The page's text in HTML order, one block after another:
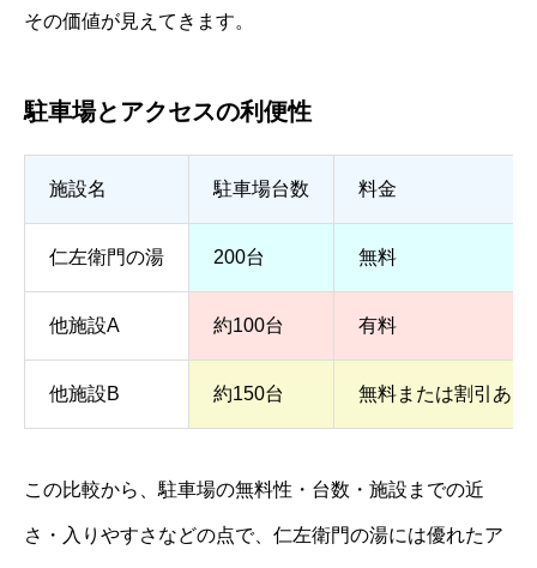
その価値が見えてきます。
駐車場とアクセスの利便性
施設名 駐車場台数 料金
仁左衛門の湯 200台 無料
他施設A 約100台 有料
他施設B 約150台 無料または割引あり
この比較から、駐車場の無料性・台数・施設までの近
さ・入りやすさなどの点で、仁左衛門の湯には優れたア